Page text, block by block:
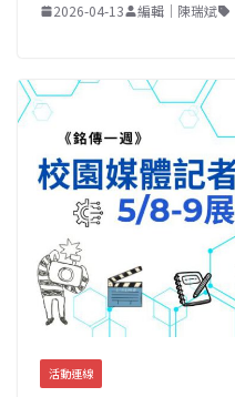
2026-04-13 編輯｜陳瑞斌
活動連線